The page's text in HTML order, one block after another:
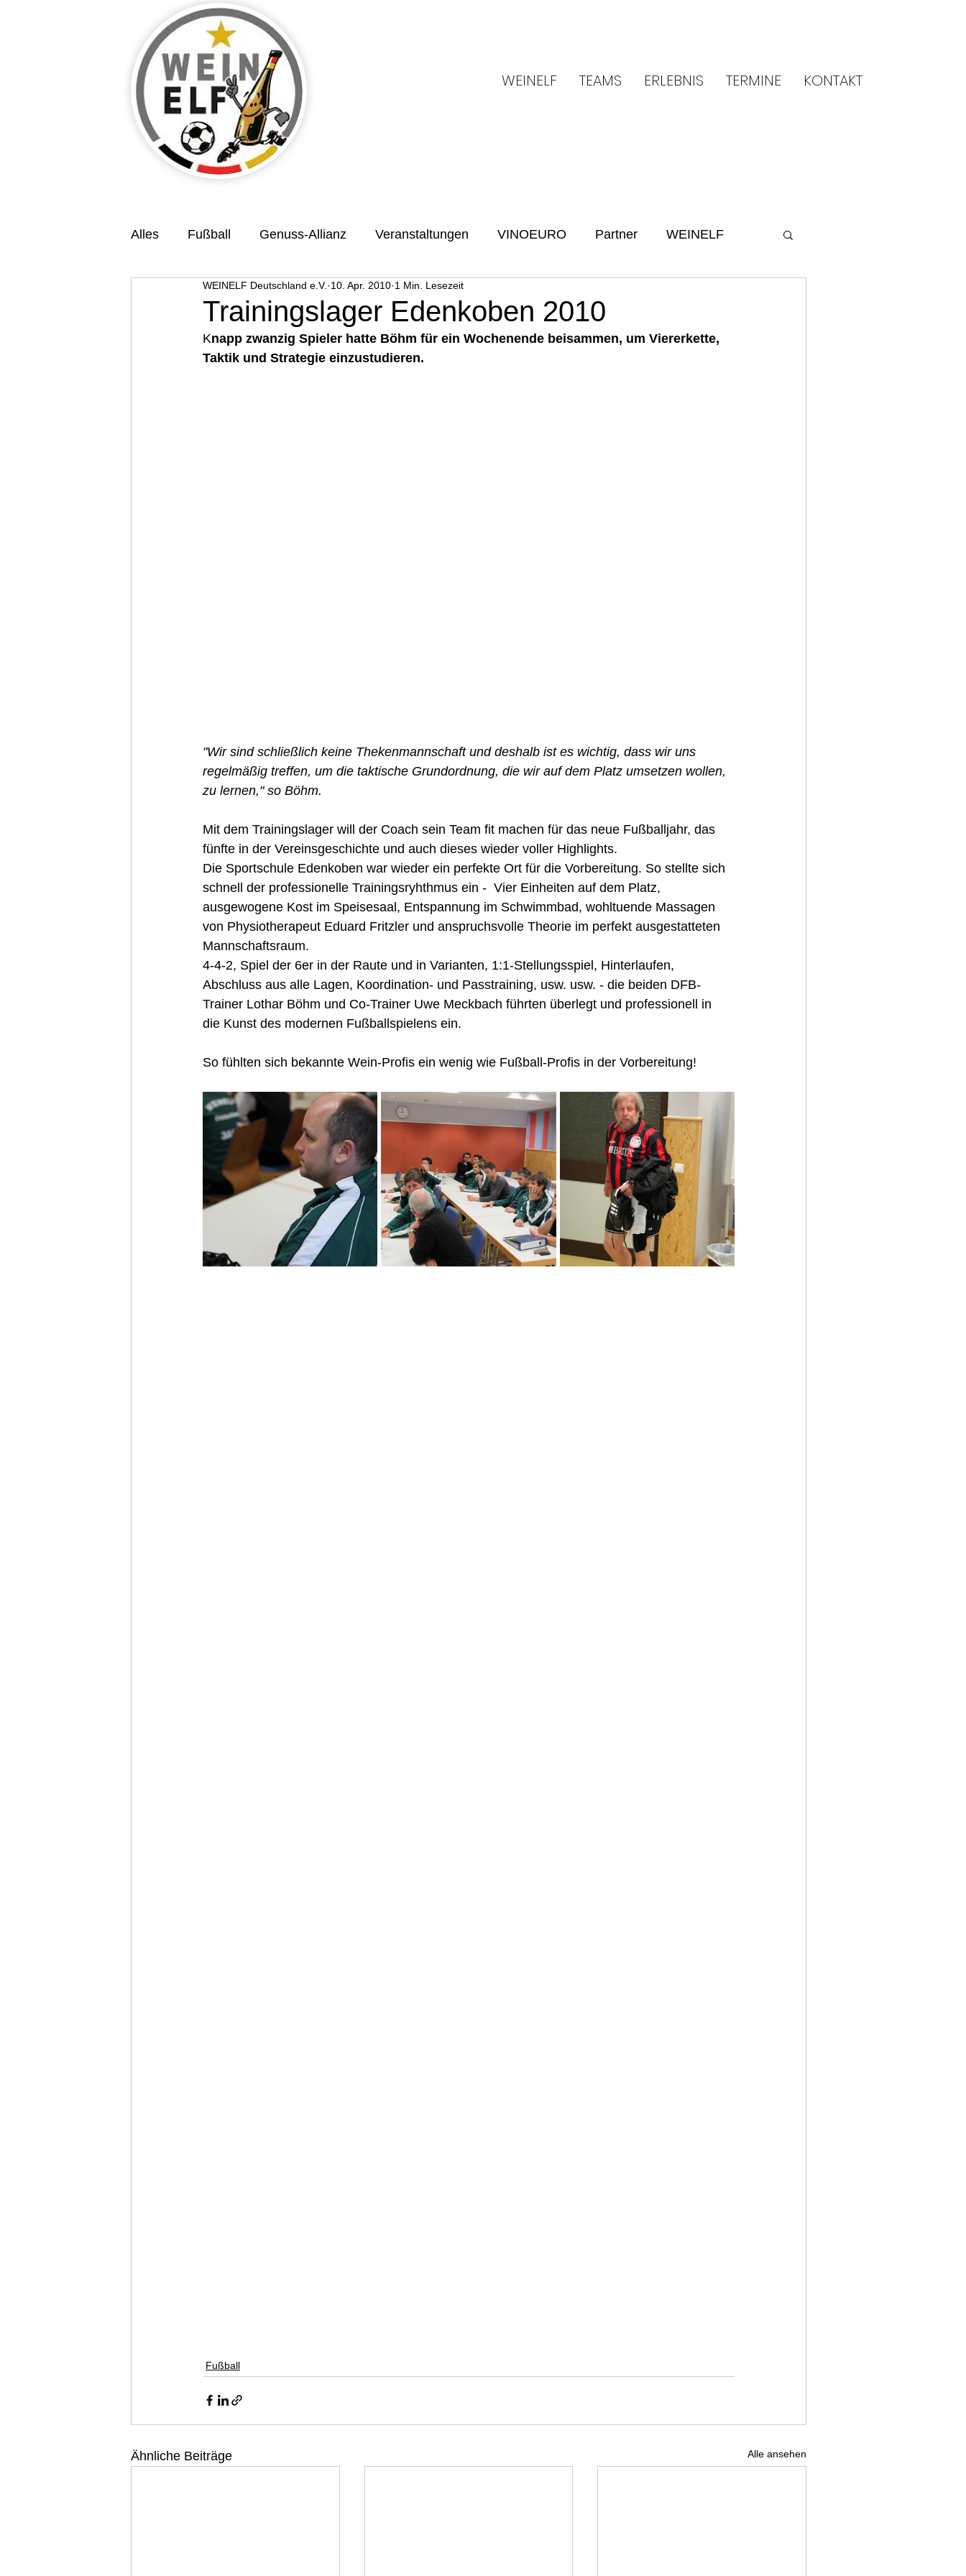
WEINELF TEAMS ERLEBNIS TERMINE KONTAKT
Alles Fußball Genuss-Allianz Veranstaltungen VINOEURO Partner WEINELF
Veranstaltungsvorschau Benefiz Spielvorschau
Trainingslager Edenkoben 2010
WEINELF Deutschland e.V. 10. Apr. 2010 1 Min. Lesezeit
Knapp zwanzig Spieler hatte Böhm für ein Wochenende beisammen, um Viererkette,
Taktik und Strategie einzustudieren.
"Wir sind schließlich keine Thekenmannschaft und deshalb ist es wichtig, dass wir uns
regelmäßig treffen, um die taktische Grundordnung, die wir auf dem Platz umsetzen wollen,
zu lernen," so Böhm.
Mit dem Trainingslager will der Coach sein Team fit machen für das neue Fußballjahr, das
fünfte in der Vereinsgeschichte und auch dieses wieder voller Highlights.
Die Sportschule Edenkoben war wieder ein perfekte Ort für die Vorbereitung. So stellte sich
schnell der professionelle Trainingsryhthmus ein -  Vier Einheiten auf dem Platz,
ausgewogene Kost im Speisesaal, Entspannung im Schwimmbad, wohltuende Massagen
von Physiotherapeut Eduard Fritzler und anspruchsvolle Theorie im perfekt ausgestatteten
Mannschaftsraum.
4-4-2, Spiel der 6er in der Raute und in Varianten, 1:1-Stellungsspiel, Hinterlaufen,
Abschluss aus alle Lagen, Koordination- und Passtraining, usw. usw. - die beiden DFB-
Trainer Lothar Böhm und Co-Trainer Uwe Meckbach führten überlegt und professionell in
die Kunst des modernen Fußballspielens ein.
So fühlten sich bekannte Wein-Profis ein wenig wie Fußball-Profis in der Vorbereitung!
Fußball
Ähnliche Beiträge Alle ansehen